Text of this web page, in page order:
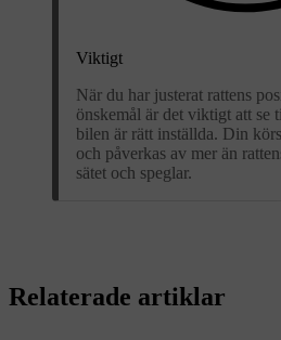
Viktigt
När du har justerat rattens
önskemål är det viktigt att se
bilen är rätt inställda. Din
och påverkas av mer än
sätet och speglar.
Relaterade artiklar